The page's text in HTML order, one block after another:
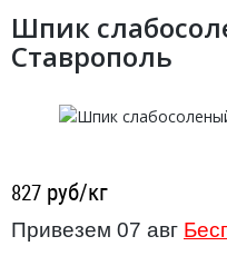
Шпик
Ставрополь
827 руб/кг
Привезем 07 авг